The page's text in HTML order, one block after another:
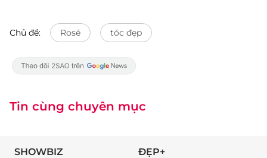
Chủ đề: Rosé tóc đẹp
Tin cùng chuyên mục
SHOWBIZ ĐẸP+